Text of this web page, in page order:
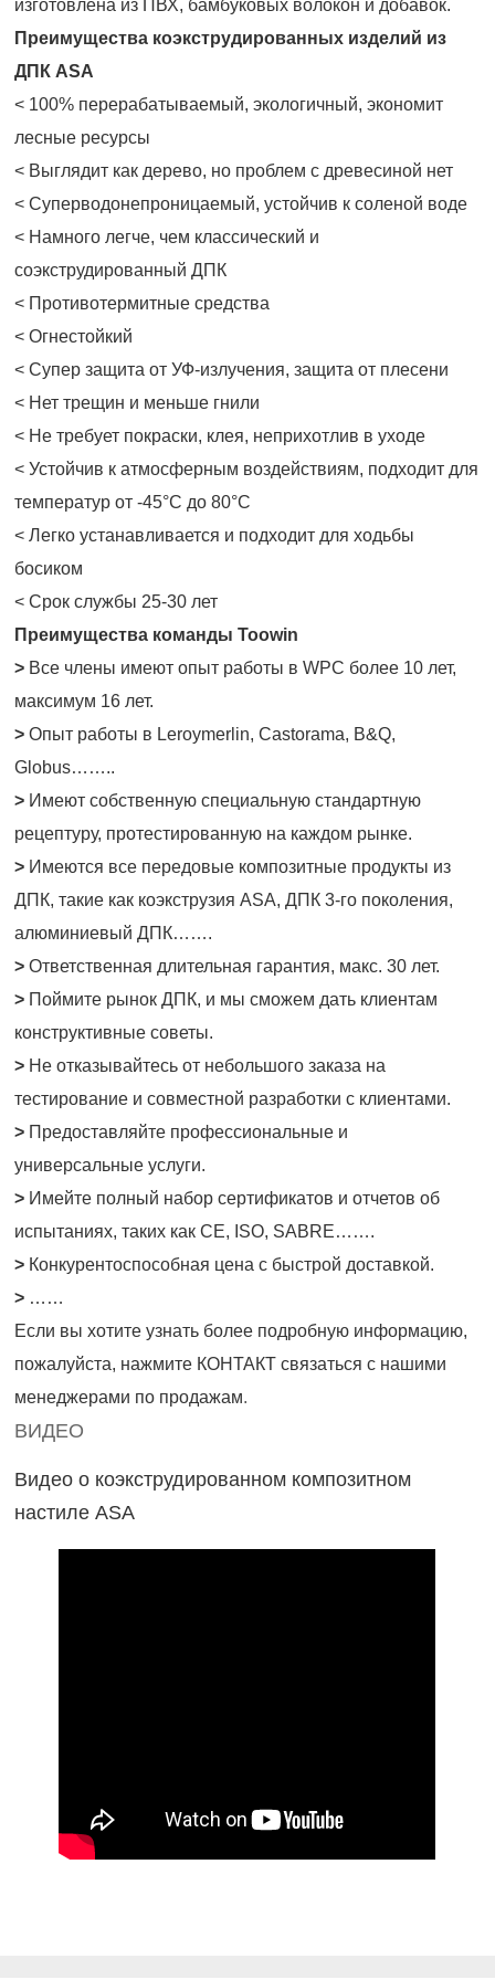
изготовлена из ПВХ, бамбуковых волокон и добавок.
Преимущества коэкструдированных изделий из
ДПК ASA
< 100% перерабатываемый, экологичный, экономит
лесные ресурсы
< Выглядит как дерево, но проблем с древесиной нет
< Суперводонепроницаемый, устойчив к соленой воде
< Намного легче, чем классический и
соэкструдированный ДПК
< Противотермитные средства
< Огнестойкий
< Супер защита от УФ-излучения, защита от плесени
< Нет трещин и меньше гнили
< Не требует покраски, клея, неприхотлив в уходе
< Устойчив к атмосферным воздействиям, подходит для
температур от -45°C до 80°C
< Легко устанавливается и подходит для ходьбы
босиком
< Срок службы 25-30 лет
Преимущества команды Toowin
> Все члены имеют опыт работы в WPC более 10 лет,
максимум 16 лет.
> Опыт работы в Leroymerlin, Castorama, B&Q,
Globus……..
> Имеют собственную специальную стандартную
рецептуру, протестированную на каждом рынке.
> Имеются все передовые композитные продукты из
ДПК, такие как коэкструзия ASA, ДПК 3-го поколения,
алюминиевый ДПК…….
> Ответственная длительная гарантия, макс. 30 лет.
> Поймите рынок ДПК, и мы сможем дать клиентам
конструктивные советы.
> Не отказывайтесь от небольшого заказа на
тестирование и совместной разработки с клиентами.
> Предоставляйте профессиональные и
универсальные услуги.
> Имейте полный набор сертификатов и отчетов об
испытаниях, таких как CE, ISO, SABRE…….
> Конкурентоспособная цена с быстрой доставкой.
> ……
Если вы хотите узнать более подробную информацию,
пожалуйста, нажмите КОНТАКТ связаться с нашими
менеджерами по продажам.
ВИДЕО
Видео о коэкструдированном композитном
настиле ASA